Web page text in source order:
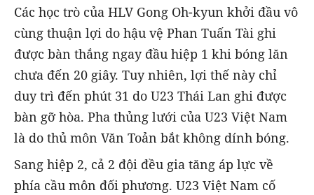
Các học trò của HLV Gong Oh-kyun khởi đầu vô
cùng thuận lợi do hậu vệ Phan Tuấn Tài ghi
được bàn thắng ngay đầu hiệp 1 khi bóng lăn
chưa đến 20 giây. Tuy nhiên, lợi thế này chỉ
duy trì đến phút 31 do U23 Thái Lan ghi được
bàn gỡ hòa. Pha thủng lưới của U23 Việt Nam
là do thủ môn Văn Toản bắt không dính bóng.
Sang hiệp 2, cả 2 đội đều gia tăng áp lực về
phía cầu môn đối phương. U23 Việt Nam cố